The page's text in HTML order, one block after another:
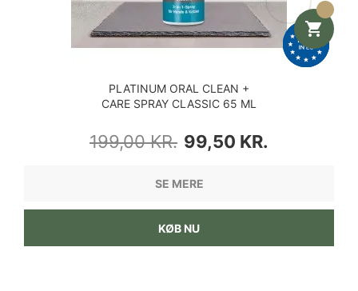
PLATINUM ORAL CLEAN +
CARE SPRAY CLASSIC 65 ML
NORMALPRIS
199,00 KR. PRIS
99,50 KR.
SE MERE
KØB NU
